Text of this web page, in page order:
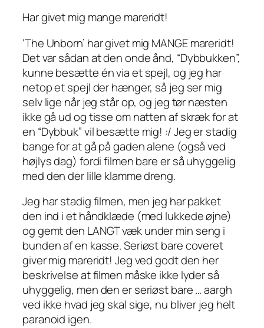
Har givet mig mange mareridt!
‘The Unborn’ har givet mig MANGE mareridt!
Det var sådan at den onde ånd, “Dybbukken”,
kunne besætte én via et spejl, og jeg har
netop et spejl der hænger, så jeg ser mig
selv lige når jeg står op, og jeg tør næsten
ikke gå ud og tisse om natten af skræk for at
en “Dybbuk” vil besætte mig! :/ Jeg er stadig
bange for at gå på gaden alene (også ved
højlys dag) fordi filmen bare er så uhyggelig
med den der lille klamme dreng.
Jeg har stadig filmen, men jeg har pakket
den ind i et håndklæde (med lukkede øjne)
og gemt den LANGT væk under min seng i
bunden af en kasse. Seriøst bare coveret
giver mig mareridt! Jeg ved godt den her
beskrivelse at filmen måske ikke lyder så
uhyggelig, men den er seriøst bare … aargh
ved ikke hvad jeg skal sige, nu bliver jeg helt
paranoid igen.